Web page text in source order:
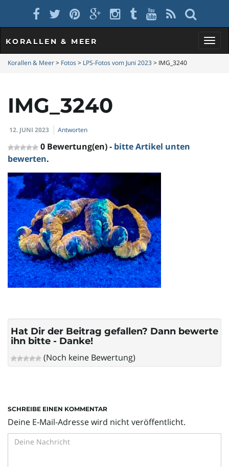
e
KORALLEN & MEER
Korallen & Meer> Fotos > LPS-Fotos vom Juni 2023> IMG_3240
IMG_3240
12. JUNI 2023 Antworten
0 Bewertung(en) - bitte Artikel unten
bewerten.
Hat Dir der Beitrag gefallen? Dann bewerte
ihn bitte - Danke!
(Noch keine Bewertung)
SCHREIBE EINEN KOMMENTAR
Deine E-Mail-Adresse wird nicht veröffentlicht.